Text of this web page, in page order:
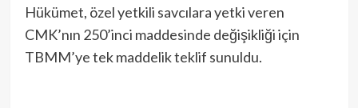
Hükümet, özel yetkili savcılara yetki veren
CMK’nın 250’inci maddesinde değişikliği için
TBMM’ye tek maddelik teklif sunuldu.